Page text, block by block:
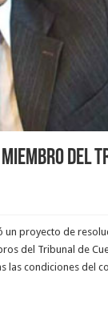
miembro del
un proyecto de
del Tribunal de
las condiciones del